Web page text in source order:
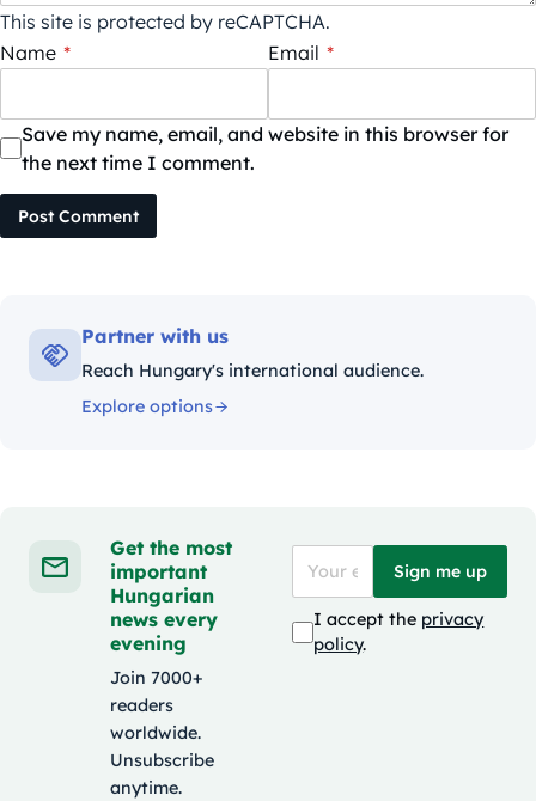
This site is protected by reCAPTCHA.
Name * Email *
Save my name, email, and website in this browser for
the next time I comment.
Post Comment
Partner with us
Reach Hungary's international audience.
Explore options
Get the most
important
Hungarian
news every
evening
Join 7000+
readers
worldwide.
Unsubscribe
anytime.
Sign me up
I accept the privacy
policy.